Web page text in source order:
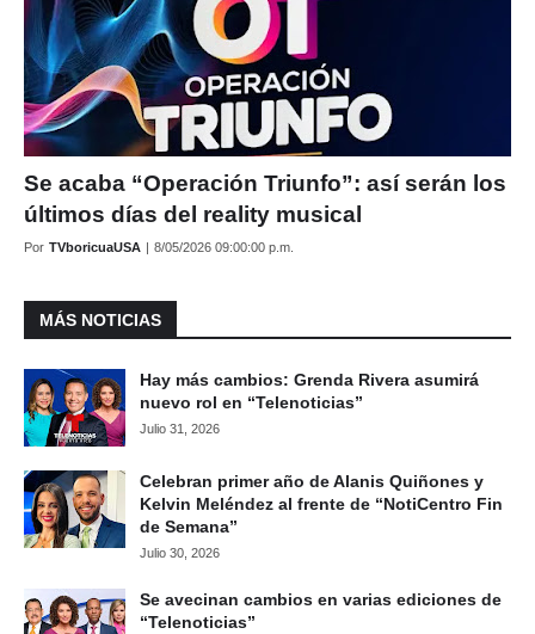
Se acaba “Operación Triunfo”: así serán los
últimos días del reality musical
Por TVboricuaUSA | 8/05/2026 09:00:00 p.m.
MÁS NOTICIAS
Hay más cambios: Grenda Rivera asumirá
nuevo rol en “Telenoticias”
Julio 31, 2026
Celebran primer año de Alanis Quiñones y
Kelvin Meléndez al frente de “NotiCentro Fin
de Semana”
Julio 30, 2026
Se avecinan cambios en varias ediciones de
“Telenoticias”